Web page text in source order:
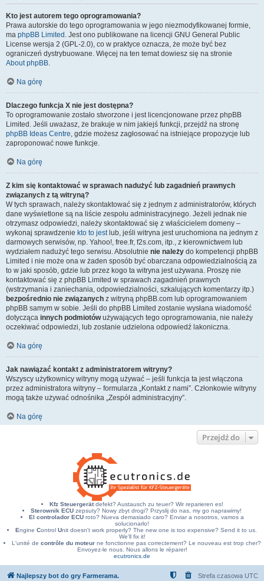
Kto jest autorem tego oprogramowania?
Prawa autorskie do tego oprogramowania w jego niezmodyfikowanej formie,
ma phpBB Limited . Jest ono publikowane na licencji GNU General Public
License wersja 2 (GPL-2.0), co w praktyce oznacza, że może być bez
ograniczeń dystrybuowane. Więcej na ten temat dowiesz się na stronie
About phpBB.
Na górę
Dlaczego funkcja X nie jest dostępna?
To oprogramowanie zostało stworzone i jest licencjonowane przez phpBB
Limited. Jeśli uważasz, że brakuje w nim jakiejś funkcji, przejdź na stronę
phpBB Ideas Centre, gdzie możesz zagłosować na istniejące propozycje lub
zaproponować nowe funkcje.
Na górę
Z kim się kontaktować w sprawach nadużyć lub zagadnień prawnych
związanych z tą witryną?
W tych sprawach, należy skontaktować się z jednym z administratorów, których
dane wyświetlone są na liście zespołu administracyjnego. Jeżeli jednak nie
otrzymasz odpowiedzi, należy skontaktować się z właścicielem domeny –
wykonaj sprawdzenie kto to jestlub, jeśli witryna jest uruchomiona na jednym z
darmowych serwisów, np. Yahoo!, free.fr, f2s.com, itp., z kierownictwem lub
wydziałem nadużyć tego serwisu. Absolutnie nie należy do kompetencji phpBB
Limited i nie może ona w żaden sposób być obarczana odpowiedzialnością za
to w jaki sposób, gdzie lub przez kogo ta witryna jest używana. Proszę nie
kontaktować się z phpBB Limited w sprawach zagadnień prawnych
(wstrzymania i zaniechania, odpowiedzialności, szkalujących komentarzy itp.)
bezpośrednio nie związanych z witryną phpBB.com lub oprogramowaniem
phpBB samym w sobie. Jeśli do phpBB Limited zostanie wysłana wiadomość
dotycząca innych podmiotówużywających tego oprogramowania, nie należy
oczekiwać odpowiedzi, lub zostanie udzielona odpowiedź lakoniczna.
Na górę
Jak nawiązać kontakt z administratorem witryny?
Wszyscy użytkownicy witryny mogą używać – jeśli funkcja ta jest włączona
przez administratora witryny – formularza „Kontakt z nami”. Członkowie witryny
mogą także używać odnośnika „Zespół administracyjny”.
Na górę
Przejdź do
Kfz Steuergerätdefekt? Austausch zu teuer? Wir reparieren es!
Sterownik ECU zepsuty? Nowy zbyt drogi? Przyslij do nas, my go naprawimy!
El controlador ECUroto? Nueva demasiado caro? Enviar a nosotros, vamos a
solucionarlo!
Engine Control Unit doesn't work properly? The new one is too expensive? Send it to us.
We'll fix it!
L'unité de contrôle du moteurne fonctionne pas correctement? Le nouveau est trop cher?
Envoyez-le nous. Nous allons le réparer!
ecutronics.de
Najlepszy bot do gry Farmerama. Strefa czasowa UTC